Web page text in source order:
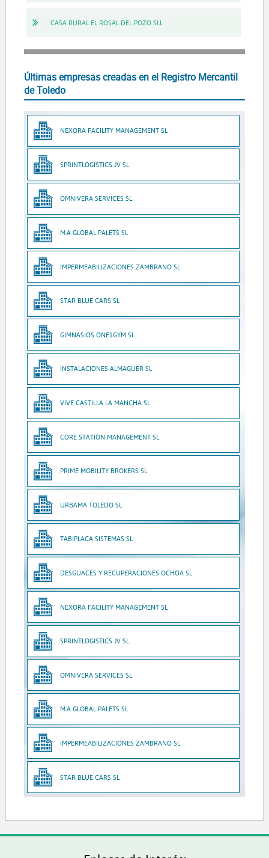
CASA RURAL EL ROSAL DEL POZO SLL
Últimas empresas creadas en el Registro Mercantil
de Toledo
NEXORA FACILITY MANAGEMENT SL
SPRINTLOGISTICS JV SL
OMNIVERA SERVICES SL
M.A GLOBAL PALETS SL
IMPERMEABILIZACIONES ZAMBRANO SL
STAR BLUE CARS SL
GIMNASIOS ONE1GYM SL
INSTALACIONES ALMAGUER SL
VIVE CASTILLA LA MANCHA SL
CORE STATION MANAGEMENT SL
PRIME MOBILITY BROKERS SL
URBAMA TOLEDO SL
TABIPLACA SISTEMAS SL
DESGUACES Y RECUPERACIONES OCHOA SL
NEXORA FACILITY MANAGEMENT SL
SPRINTLOGISTICS JV SL
OMNIVERA SERVICES SL
M.A GLOBAL PALETS SL
IMPERMEABILIZACIONES ZAMBRANO SL
STAR BLUE CARS SL